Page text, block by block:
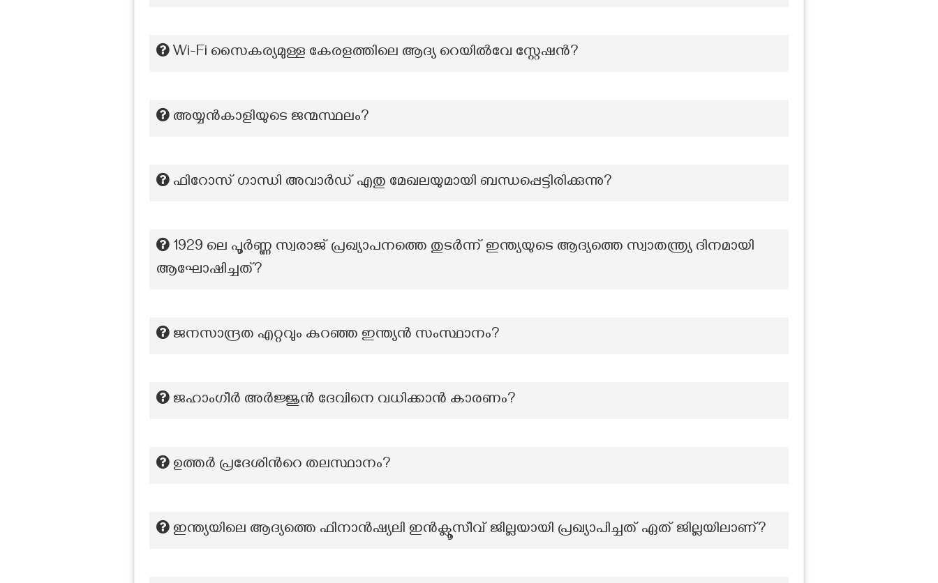
Wi-Fi സൈകര്യമുള്ള കേരളത്തിലെ ആദ്യ റെയില്‍വേ സ്റ്റേഷന്‍?
അയ്യൻകാളിയുടെ ജന്മസ്ഥലം?
ഫിറോസ് ഗാന്ധി അവാർഡ് എതു മേഖലയുമായി ബന്ധപ്പെട്ടിരിക്കുന്നു?
1929 ലെ പൂർണ്ണ സ്വരാജ് പ്രഖ്യാപനത്തെ തുടർന്ന് ഇന്ത്യയുടെ ആദ്യത്തെ സ്വാതന്ത്ര്യ ദിനമായി
ആഘോഷിച്ചത്?
ജനസാന്ദ്രത എറ്റവും കുറഞ്ഞ ഇന്ത്യൻ സംസ്ഥാനം?
ജഹാംഗീർ അർജ്ജുൻ ദേവിനെ വധിക്കാൻ കാരണം?
ഉത്തർ പ്രദേശിന്‍റെ തലസ്ഥാനം?
ഇന്ത്യയിലെ ആദ്യത്തെ ഫിനാൻഷ്യലി ഇൻക്ലൂസീവ് ജില്ലയായി പ്രഖ്യാപിച്ചത് ഏത് ജില്ലയിലാണ്?